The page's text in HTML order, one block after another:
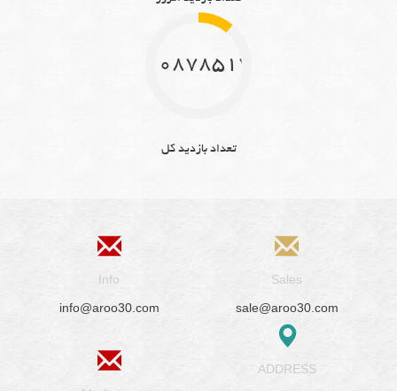
10878517
تعداد بازدید کل
Info
info@aroo30.com
Sales
sale@aroo30.com
ADDRESS